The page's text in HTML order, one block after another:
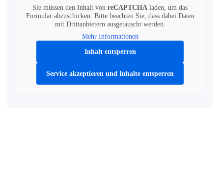
Sie müssen den Inhalt von reCAPTCHA laden, um das
Formular abzuschicken. Bitte beachten Sie, dass dabei Daten
mit Drittanbietern ausgetauscht werden.
Mehr Informationen
Inhalt entsperren
Service akzeptieren und Inhalte entsperren